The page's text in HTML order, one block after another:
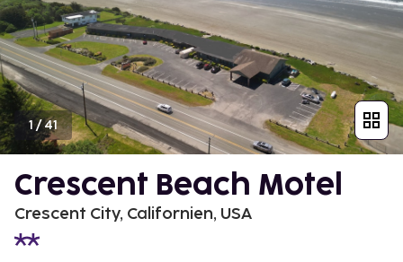
1/41
Crescent Beach Motel
Crescent City, Californien, USA